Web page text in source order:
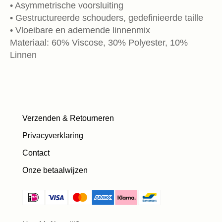
• Asymmetrische voorsluiting
• Gestructureerde schouders, gedefinieerde taille
• Vloeibare en ademende linnenmix
Materiaal: 60% Viscose, 30% Polyester, 10%
Linnen
Verzenden & Retourneren
Privacyverklaring
Contact
Onze betaalwijzen